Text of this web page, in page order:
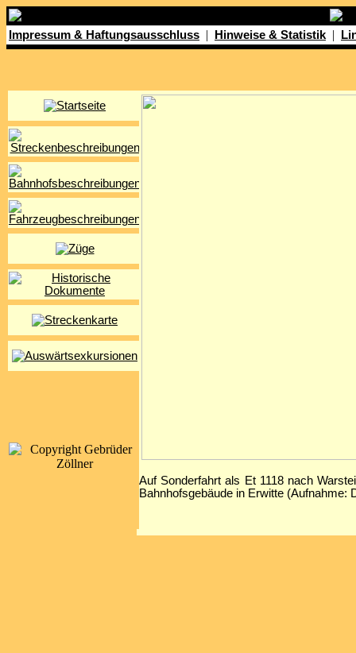
Impressum & Haftungsausschluss | Hinweise & Statistik |
Auf Sonderfahrt als Et 1118 nach
Bahnhofsgebäude in Erwitte (Aufnahme: